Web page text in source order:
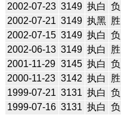
2002-07-23 3149 执白 负
2002-07-21 3149 执黑 胜
2002-07-15 3149 执白 负
2002-06-13 3149 执白 胜
2001-11-29 3145 执白 负
2000-11-23 3142 执白 胜
1999-07-21 3131 执白 负
1999-07-16 3131 执白 负